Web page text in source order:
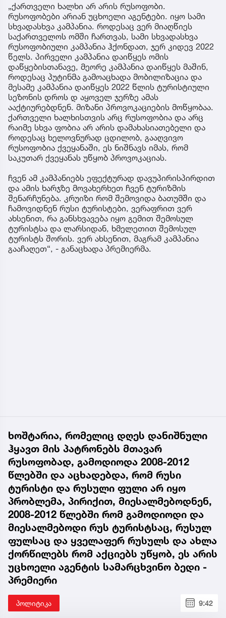
„ქართველი ხალხი არ არის რუსოფობი.
რუსოფობები არიან უცხოელი აგენტები. იყო სამი
სხვადასხვა კამპანია. როდესაც ვერ მიაღწიეს
საქართველოს ომში ჩართვას, სამი სხვადასხვა
რუსოფობიული კამპანია ჰქონდათ, ჯერ კიდევ 2022
წელს. პირველი კამპანია დაიწყეს ომის
დაწყებისთანავე, მეორე კამპანია დაიწყეს მაშინ,
როდესაც პუტინმა გამოაცხადა მობილიზაცია და
მესამე კამპანია დაიწყეს 2022 წლის ტურისტიული
სეზონის დროს დ აყოველ ჯერზე ამას
ააქტიურებდნენ. მიზანი პროვოკაციების მოწყობაა.
ქართველი ხალხისთვის არც რუსოფობია და არც
რაიმე სხვა ფობია არ არის დამახასიათებელი და
როდესაც ხელოვნურად ცდილობ, გააღვივო
რუსოფობია ქვეყანაში, ეს ნიშნავს იმას, რომ
საკუთარ ქვეყანას უწყობ პროვოკაციას.
ჩვენ ამ კამპანიებს ეფექტურად დავუპირისპირდით
და ამის ხარჯზე მოვახერხეთ ჩვენ ტურიზმის
შენარჩუნება. კრუიზი რომ შემოვიდა ბათუმში და
ჩამოვიდნენ რუსი ტურისტები, ვერაფრით ვერ
ახსენით, რა განსხვავება იყო გემით შემოსულ
ტურისტსა და ლარსიდან, ხმელეთით შემოსულ
ტურისტს შორის. ვერ ახსენით, მაგრამ კამპანია
გააჩაღეთ“, - განაცხადა პრემიერმა.
ხოშტარია, რომელიც დღეს დანიშნული
ჰყავთ მის პატრონებს მთავარ
რუსოფობად, გამოდიოდა 2008-2012
წლებში და აცხადებდა, რომ რუსი
ტურისტი და რუსული ფული არ იყო
პრობლემა, პირიქით, მიესალმებოდნენ,
2008-2012 წლებში რომ გამოდიოდი და
მიესალმებოდი რუს ტურისტსაც, რუსულ
ფულსაც და ყველაფერ რუსულს და ახლა
ქორწილებს რომ აქციებს უწყობ, ეს არის
უცხოელი აგენტის სამარცხვინო ბედი -
პრემიერი
პოლიტიკა 9:42